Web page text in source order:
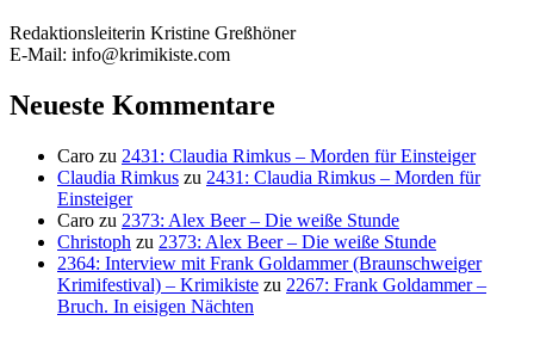
Redaktionsleiterin Kristine Greßhöner
E-Mail: info@krimikiste.com
Neueste Kommentare
Caro zu 2431: Claudia Rimkus – Morden für Einsteiger
Claudia Rimkus zu 2431: Claudia Rimkus – Morden für
Einsteiger
Caro zu 2373: Alex Beer – Die weiße Stunde
Christoph zu 2373: Alex Beer – Die weiße Stunde
2364: Interview mit Frank Goldammer (Braunschweiger
Krimifestival) – Krimikiste zu 2267: Frank Goldammer –
Bruch. In eisigen Nächten